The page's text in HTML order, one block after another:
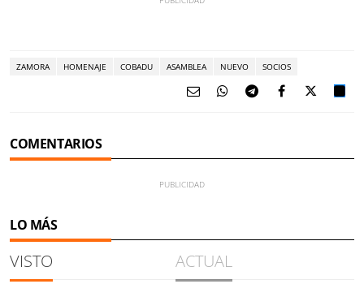
ZAMORA HOMENAJE COBADU ASAMBLEA NUEVO SOCIOS
COMENTARIOS
LO MÁS
VISTO ACTUAL